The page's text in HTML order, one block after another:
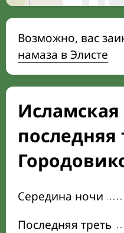
Возможно, вас
намаза в Элисте
последняя
Середина ночи
Последняя треть